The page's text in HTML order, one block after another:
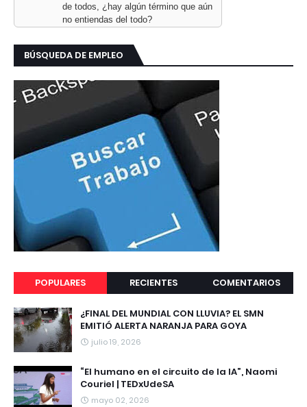
de todos, ¿hay algún término que aún
no entiendas del todo?
BÚSQUEDA DE EMPLEO
POPULARES RECIENTES COMENTARIOS
¿FINAL DEL MUNDIAL CON LLUVIA? EL SMN
EMITIÓ ALERTA NARANJA PARA GOYA
julio 19, 2026
“El humano en el circuito de la IA”, Naomi
Couriel | TEDxUdeSA
mayo 02, 2026